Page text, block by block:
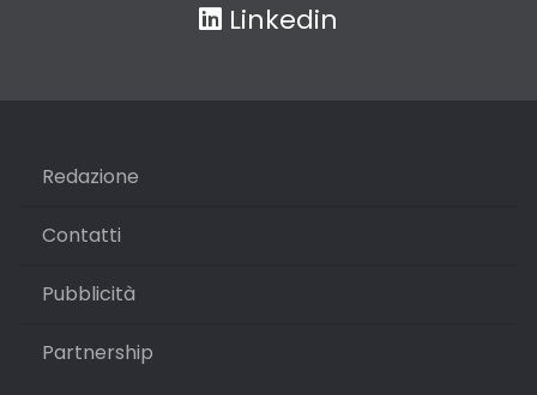
Linkedin
Redazione
Contatti
Pubblicità
Partnership